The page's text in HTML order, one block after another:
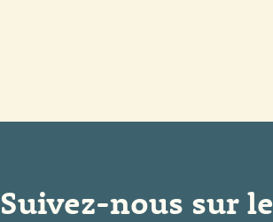
Suivez-nous sur